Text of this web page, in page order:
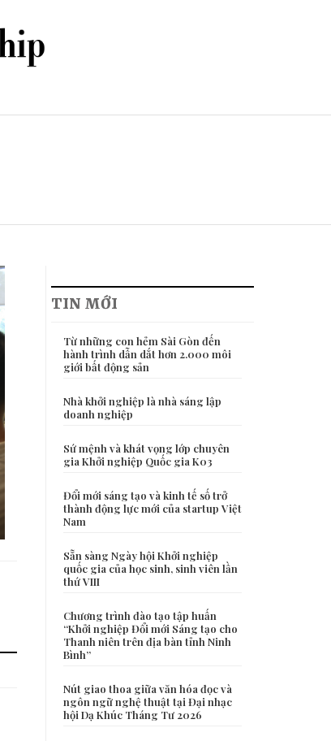
TIN MỚI
Từ những con hẻm Sài Gòn đến
hành trình dẫn dắt hơn 2.000 môi
giới bất động sản
Nhà khởi nghiệp là nhà sáng lập
doanh nghiệp
Sứ mệnh và khát vọng lớp chuyên
gia Khởi nghiệp Quốc gia K03
Đổi mới sáng tạo và kinh tế số trở
thành động lực mới của startup Việt
Nam
Sẵn sàng Ngày hội Khởi nghiệp
quốc gia của học sinh, sinh viên lần
thứ VIII
Chương trình đào tạo tập huấn
“Khởi nghiệp Đổi mới Sáng tạo cho
Thanh niên trên địa bàn tỉnh Ninh
Bình”
Nút giao thoa giữa văn hóa đọc và
ngôn ngữ nghệ thuật tại Đại nhạc
hội Dạ Khúc Tháng Tư 2026